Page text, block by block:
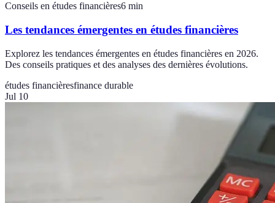
Conseils en études financières6 min
Les tendances émergentes en études financières
Explorez les tendances émergentes en études financières en 2026.
Des conseils pratiques et des analyses des dernières évolutions.
études financièresfinance durable
Jul 10